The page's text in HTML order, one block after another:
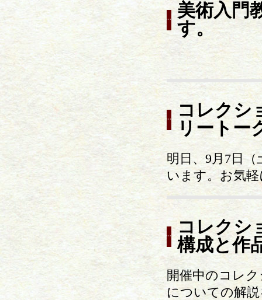
美術入門
す。
コレクシ
リートー
明日、9月7日
います。お気
コレクシ
構成と作
開催中のコレ
についての解